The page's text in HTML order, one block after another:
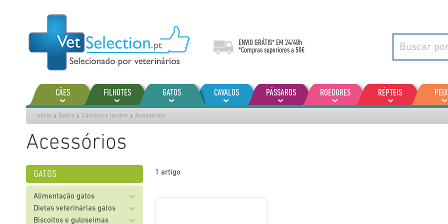
ENVIO GRÁTIS* EM 24/48h
*Compras superiores a 50€
CÃES FILHOTES GATOS CAVALOS PÁSSAROS ROEDORES RÉPTEIS
Início Gatos Casotas e jardim Acessórios
Acessórios
1 artigo
gatos
Alimentação gatos
Dietas veterinárias gatos
Biscoitos e guloseimas